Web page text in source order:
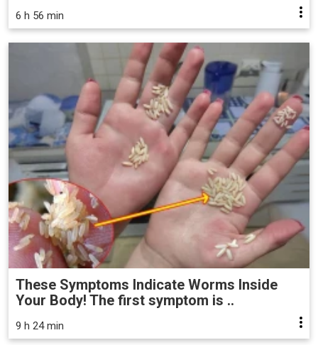
6 h 56 min
These Symptoms Indicate Worms Inside
Your Body! The first symptom is ..
9 h 24 min